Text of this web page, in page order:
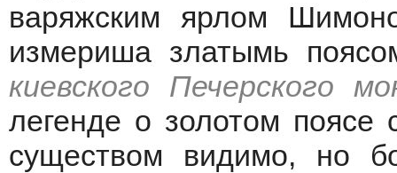
варяжским ярлом
измериша златымь
киевского Печерского
легенде о золотом
существом видимо, но